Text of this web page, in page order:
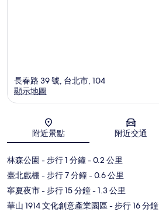
地圖
長春路 39 號, 台北市, 104
顯示地圖
附近景點 附近交通
林森公園 - 步行 1 分鐘- 0.2 公里
臺北戲棚 - 步行 7 分鐘- 0.6 公里
寧夏夜市- 步行 15 分鐘- 1.3 公里
華山 1914 文化創意產業園區- 步行 16 分鐘